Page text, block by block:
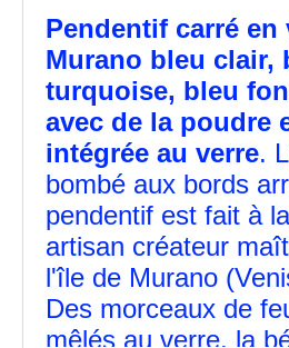
Pendentif carré en
Murano bleu clair,
turquoise, bleu
avec de la poudre
intégrée au verre.
bombé aux bords
pendentif est fait à
artisan créateur
l'île de Murano
Des morceaux de
mêlés au verre, la